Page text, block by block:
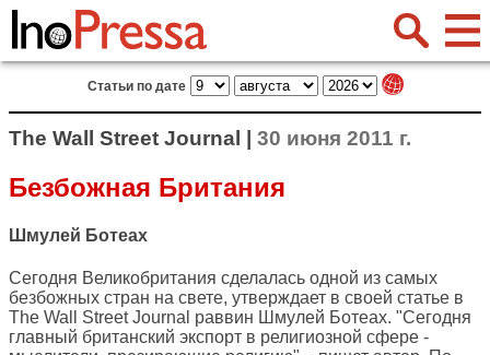
Статьи по дате
The Wall Street Journal | 30 июня 2011 г.
Безбожная Британия
Шмулей Ботеах
Сегодня Великобритания сделалась одной из самых
безбожных стран на свете, утверждает в своей статье в
The Wall Street Journal раввин Шмулей Ботеах. "Сегодня
главный британский экспорт в религиозной сфере -